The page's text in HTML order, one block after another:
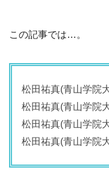
この記事では…。
松田祐真(青山学院
松田祐真(青山学院
松田祐真(青山学院
松田祐真(青山学院